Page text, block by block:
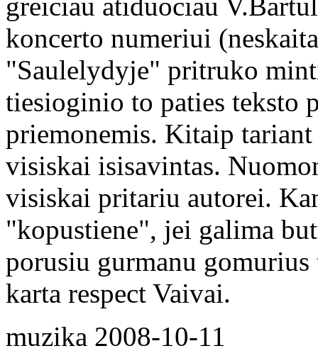
koncerto numeriui
"Saulelydyje" pritruko
tiesioginio to paties teksto
priemonemis. Kitaip
visiskai isisavintas.
visiskai pritariu autorei.
"kopustiene", jei galima
porusiu gurmanu
karta respect Vaivai.
muzika 2008-10-11